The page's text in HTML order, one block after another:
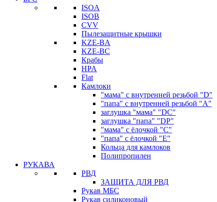
ISOA
ISOB
CVV
Пылезащитные крышки
KZE-BA
KZE-BС
Крабы
HPA
Flat
Камлоки
"мама" с внутренней резьбой "D"
"папа" с внутренней резьбой "A"
заглушка "мама" "DC"
заглушка "папа" "DP"
"мама" с ёлочкой "C"
"папа" с ёлочкой "E"
Кольца для камлоков
Полипропилен
РУКАВА
РВД
ЗАЩИТА ДЛЯ РВД
Рукав МБС
Рукав силиконовый